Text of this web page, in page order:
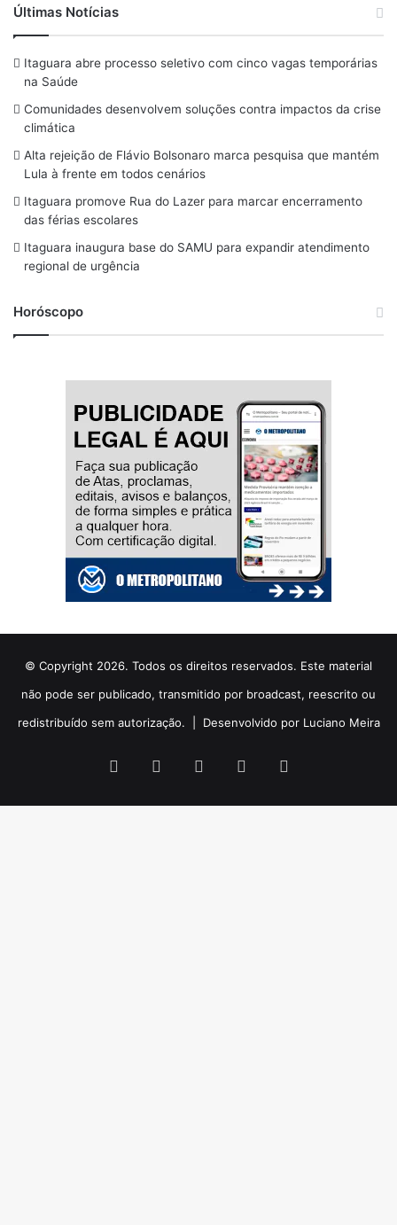
a
c
e
b
o
o
k
h
r
e
a
d
s
n
s
t
a
r
a
m
u
e
s
y
u
T
u
e
Últimas Notícias
Itaguara abre processo seletivo com cinco vagas temporárias
na Saúde
Comunidades desenvolvem soluções contra impactos da crise
climática
Alta rejeição de Flávio Bolsonaro marca pesquisa que mantém
Lula à frente em todos cenários
Itaguara promove Rua do Lazer para marcar encerramento
das férias escolares
Itaguara inaugura base do SAMU para expandir atendimento
regional de urgência
Horóscopo
© Copyright 2026. Todos os direitos reservados. Este material
não pode ser publicado, transmitido por broadcast, reescrito ou
redistribuído sem autorização. | Desenvolvido por Luciano Meira
Facebook YouTubeInstagram